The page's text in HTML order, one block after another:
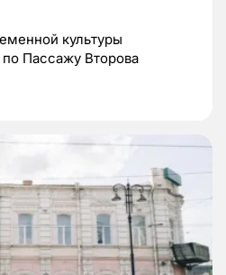
культуры
Пассажу Второва